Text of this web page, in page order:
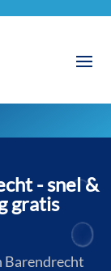
- snel &
gratis
Barendrecht